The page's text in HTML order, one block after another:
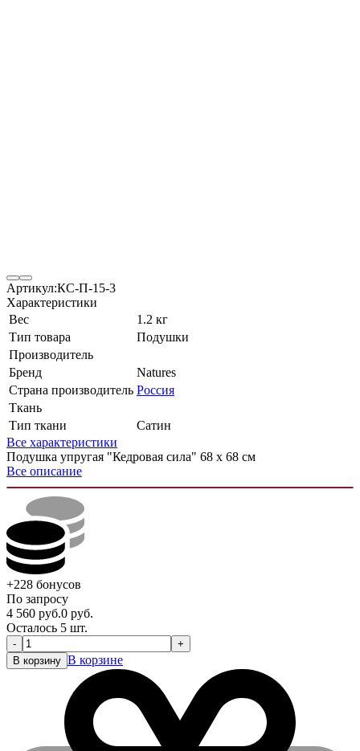
Артикул:КС-П-15-3
Характеристики
Вес
1.2 кг
Тип товара
Подушки
Производитель
Бренд
Natures
Страна производитель Россия
Ткань
Тип ткани
Сатин
Все характеристики
Подушка упругая "Кедровая сила" 68 х 68 см
Все описание
+228 бонусов
По запросу
4 560 руб.0 руб.
Осталось 5 шт.
-
+
В корзину В корзине